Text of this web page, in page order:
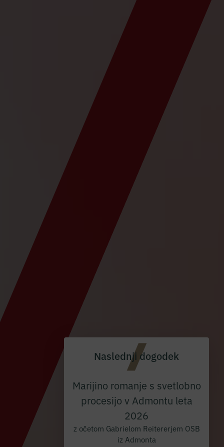
Naslednji dogodek
Marijino romanje s svetlobno
procesijo v Admontu leta
2026
z očetom Gabrielom Reitererjem OSB
iz Admonta